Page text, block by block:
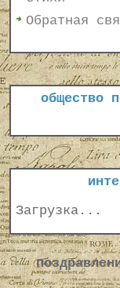
Обратная
общество
Загрузка...